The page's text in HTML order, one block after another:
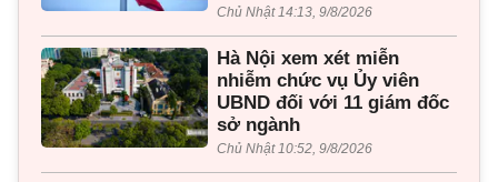
Chủ Nhật 14:13, 9/8/2026
Hà Nội xem xét miễn
nhiễm chức vụ Ủy viên
UBND đối với 11 giám đốc
sở ngành
Chủ Nhật 10:52, 9/8/2026